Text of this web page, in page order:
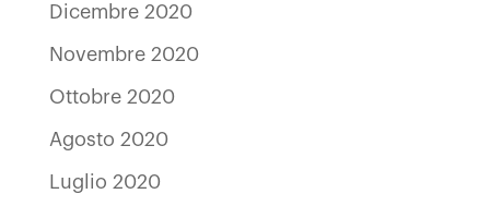
Dicembre 2020
Novembre 2020
Ottobre 2020
Agosto 2020
Luglio 2020